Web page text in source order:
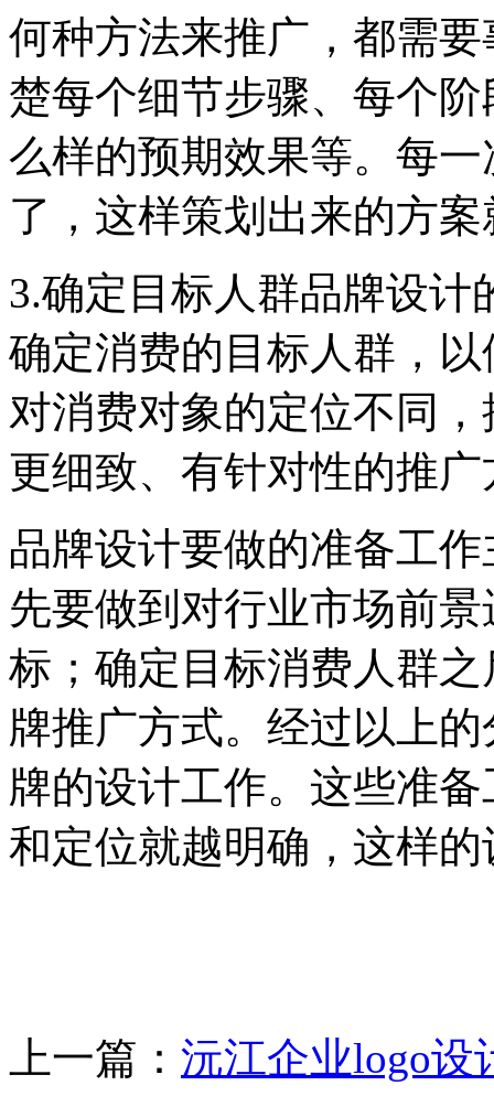
何种方法来推广，都需
楚每个细节步骤、每个
么样的预期效果等。每
了，这样策划出来的方
3.确定目标人群品牌设
确定消费的目标人群，
对消费对象的定位不同
更细致、有针对性的推
品牌设计要做的准备工
先要做到对行业市场前
标；确定目标消费人群
牌推广方式。经过以上
牌的设计工作。这些准
和定位就越明确，这样
上一篇： 沅江企业logo设